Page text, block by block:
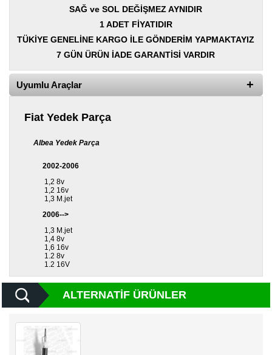
Yedek
JEEP
Yedek
Parça
TOGG
Dacia
Yedekleri
Sanroof
Parçaları
SAĞ ve SOL DEĞİŞMEZ AYNIDIR
1 ADET FİYATIDIR
TÜKİYE GENELİNE KARGO İLE GÖNDERİM YAPMAKTAYIZ
7 GÜN ÜRÜN İADE GARANTİSİ VARDIR
Uyumlu Araçlar
Fiat Yedek Parça
Albea Yedek Parça
2002-2006
1,2 8v
1,2 16v
1,3 M.jet
2006-->
1,3 M.jet
1,4 8v
1,6 16v
1.2 8v
1.2 16V
ALTERNATIF ÜRÜNLER